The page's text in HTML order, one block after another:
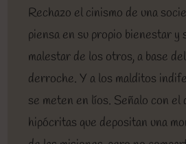
Rechazo el cinismo de una
piensa en su propio bienestar
malestar de los otros, a base
derroche. Y a los malditos
se meten en líos. Señalo con el
hipócritas que depositan una